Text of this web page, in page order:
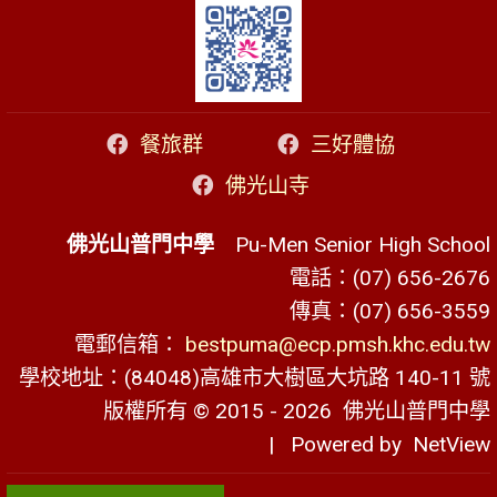
餐旅群
三好體協
佛光山寺
佛光山普門中學 Pu-Men Senior High School
電話：(07) 656-2676
傳真：(07) 656-3559
電郵信箱： bestpuma@ecp.pmsh.khc.edu.tw
學校地址：(84048)高雄市大樹區大坑路 140-11 號
版權所有 © 2015 - 2026 佛光山普門中學
| Powered by NetView